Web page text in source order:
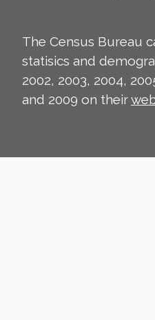
The Census Bureau
statisics and
2002, 2003, 2004,
and 2009 on their